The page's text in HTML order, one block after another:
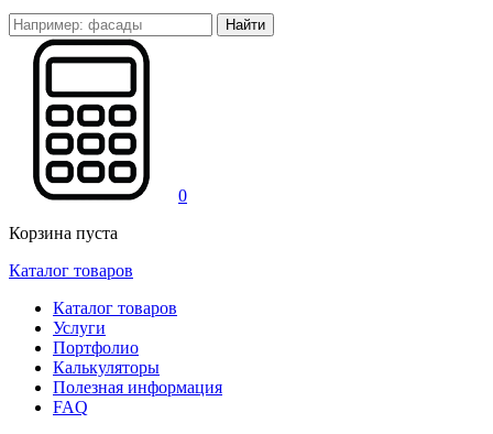
Найти
0
Корзина пуста
Каталог товаров
Каталог товаров
Услуги
Портфолио
Калькуляторы
Полезная информация
FAQ